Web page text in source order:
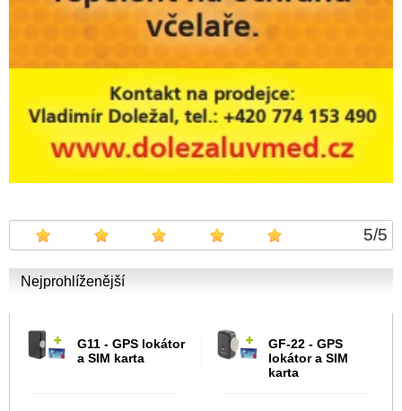
5/5
Nejprohlíženější
G11 - GPS lokátor
a SIM karta
GF-22 - GPS
lokátor a SIM
karta